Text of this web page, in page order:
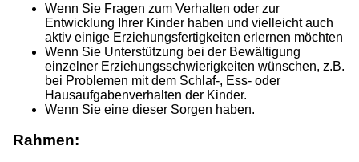
Wenn Sie Fragen zum Verhalten oder zur
Entwicklung Ihrer Kinder haben und vielleicht auch
aktiv einige Erziehungsfertigkeiten erlernen möchten
Wenn Sie Unterstützung bei der Bewältigung
einzelner Erziehungsschwierigkeiten wünschen, z.B.
bei Problemen mit dem Schlaf-, Ess- oder
Hausaufgabenverhalten der Kinder.
Wenn Sie eine dieser Sorgen haben.
Rahmen: